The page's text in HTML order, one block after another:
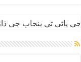
پاڻي تي پنجاب جي